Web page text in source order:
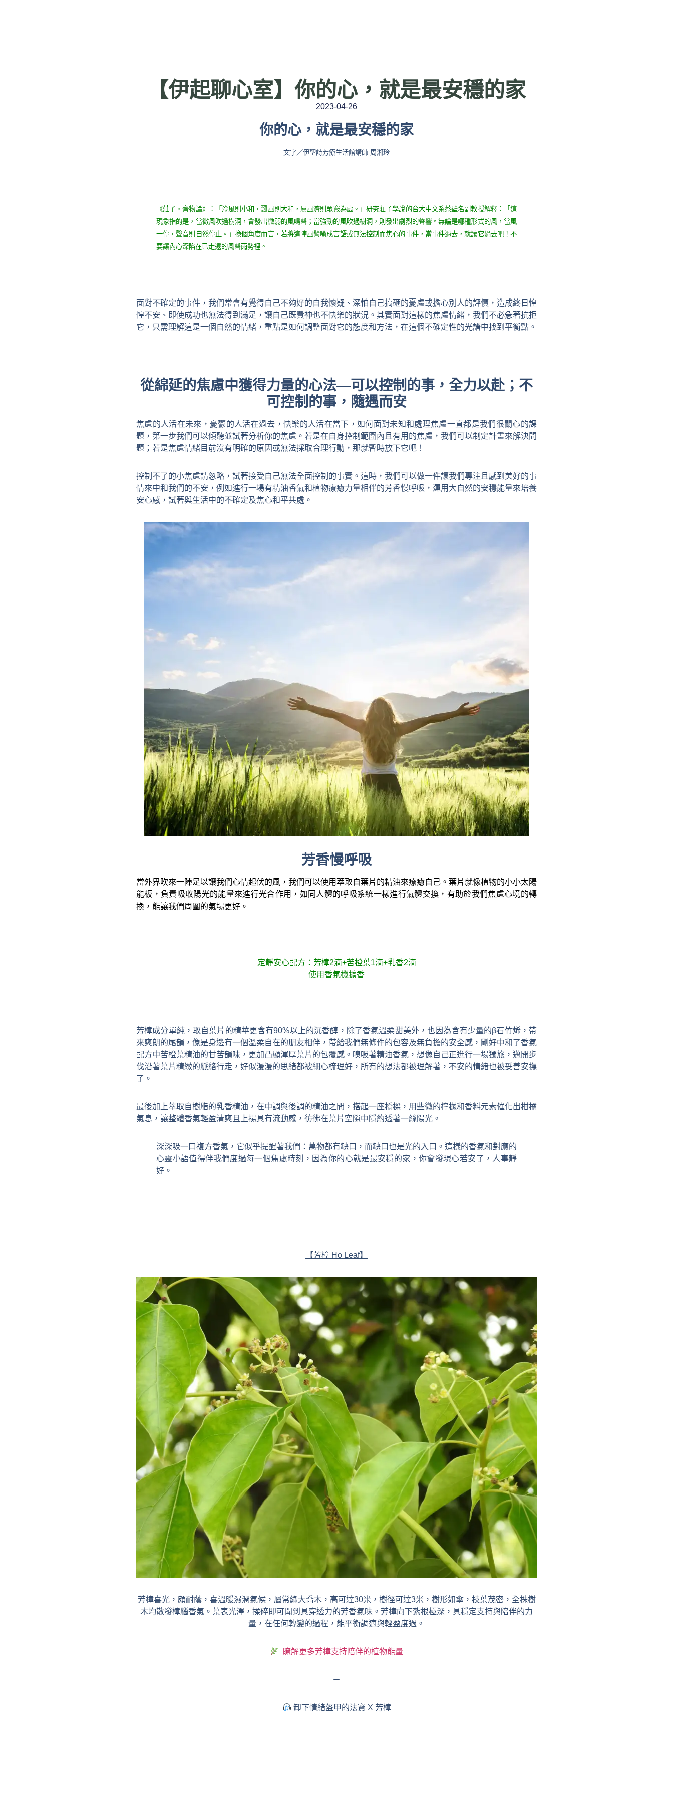
【伊起聊心室】你的心，就是最安穩的家
2023-04-26
你的心，就是最安穩的家
文字／伊聖詩芳療生活館講師 周湘玲
《莊子 ‧齊物論》：「泠風則小和，飄風則大和，厲風濟則眾竅為虛。」研究莊子學說的台大中文系蔡壁名副教授解釋：「這
現象指的是，當微風吹過樹洞，會發出微弱的風鳴聲；當強勁的風吹過樹洞，則發出劇烈的聲響。無論是哪種形式的風，當風
一停，聲音則自然停止。」換個角度而言，若將這陣風譬喻成言語或無法控制而焦心的事件，當事件過去，就讓它過去吧！不
要讓內心深陷在已走遠的風聲雨勢裡。
面對不確定的事件，我們常會有覺得自己不夠好的自我懷疑、深怕自己搞砸的憂慮或擔心別人的評價，造成終日惶
惶不安、即使成功也無法得到滿足，讓自己既費神也不快樂的狀況。其實面對這樣的焦慮情緒，我們不必急著抗拒
它，只需理解這是一個自然的情緒，重點是如何調整面對它的態度和方法，在這個不確定性的光譜中找到平衡點。
從綿延的焦慮中獲得力量的心法—可以控制的事，全力以赴；不
可控制的事，隨遇而安
焦慮的人活在未來，憂鬱的人活在過去，快樂的人活在當下，如何面對未知和處理焦慮一直都是我們很關心的課
題，第一步我們可以傾聽並試著分析你的焦慮。若是在自身控制範圍內且有用的焦慮，我們可以制定計畫來解決問
題；若是焦慮情緒目前沒有明確的原因或無法採取合理行動，那就暫時放下它吧！
控制不了的小焦慮請忽略，試著接受自己無法全面控制的事實。這時，我們可以做一件讓我們專注且感到美好的事
情來中和我們的不安，例如進行一場有精油香氣和植物療癒力量相伴的芳香慢呼吸，運用大自然的安穩能量來培養
安心感，試著與生活中的不確定及焦心和平共處。
芳香慢呼吸
當外界吹來一陣足以讓我們心情起伏的風，我們可以使用萃取自葉片的精油來療癒自己。葉片就像植物的小小太陽
能板，負責吸收陽光的能量來進行光合作用，如同人體的呼吸系統一樣進行氣體交換，有助於我們焦慮心境的轉
換，能讓我們周圍的氣場更好。
定靜安心配方：芳樟2滴+苦橙葉1滴+乳香2滴
使用香氛機擴香
芳樟成分單純，取自葉片的精華更含有90%以上的沉香醇，除了香氣溫柔甜美外，也因為含有少量的β石竹烯，帶
來爽朗的尾韻，像是身邊有一個溫柔自在的朋友相伴，帶給我們無條件的包容及無負擔的安全感，剛好中和了香氣
配方中苦橙葉精油的甘苦韻味，更加凸顯渾厚葉片的包覆感。嗅吸著精油香氣，想像自己正進行一場獨旅，邁開步
伐沿著葉片精緻的脈絡行走，好似漫漫的思緒都被細心梳理好，所有的想法都被理解著，不安的情緒也被妥善安撫
了。
最後加上萃取自樹脂的乳香精油，在中調與後調的精油之間，搭起一座橋樑，用些微的檸檬和香料元素催化出柑橘
氣息，讓整體香氣輕盈清爽且上揚具有流動感，彷彿在葉片空隙中隱約透著一絲陽光。
深深吸一口複方香氣，它似乎提醒著我們：萬物都有缺口，而缺口也是光的入口。這樣的香氣和對應的
心靈小語值得伴我們度過每一個焦慮時刻， 因為你的心就是最安穩的家，你會發現心若安了，人事靜
好。
【芳樟 Ho Leaf】
芳樟喜光，頗耐蔭，喜溫暖濕潤氣候，屬常綠大喬木，高可達30米，樹徑可達3米，樹形如傘，枝葉茂密，全株樹
木均散發樟腦香氣。葉表光澤，揉碎即可聞到具穿透力的芳香氣味。芳樟向下紮根極深，具穩定支持與陪伴的力
量，在任何轉變的過程，能平衡調適與輕盈度過。
瞭解更多芳樟支持陪伴的植物能量
－
卸下情緒盔甲的法寶 X 芳樟